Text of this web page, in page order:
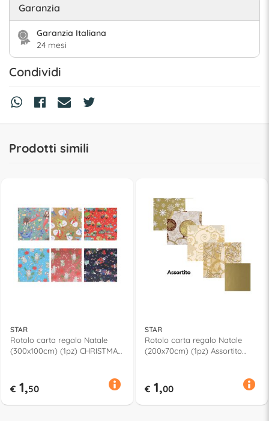
Garanzia
Garanzia Italiana
24 mesi
Condividi
Prodotti simili
STAR
Rotolo carta regalo Natale
(300x100cm) (1pz) CHRISTMAS
€ 1,50
STAR
Rotolo carta regalo Natale
(200x70cm) (1pz) Assortito
€ 1,00